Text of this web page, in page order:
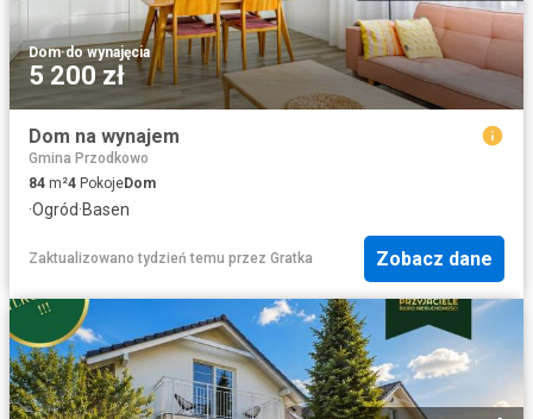
Dom·do wynajęcia
5 200 zł
Dom na wynajem
Gmina Przodkowo
84 m²4 PokojeDom
·Ogród·Basen
Zaktualizowano tydzień temu przez Gratka Zobacz dane